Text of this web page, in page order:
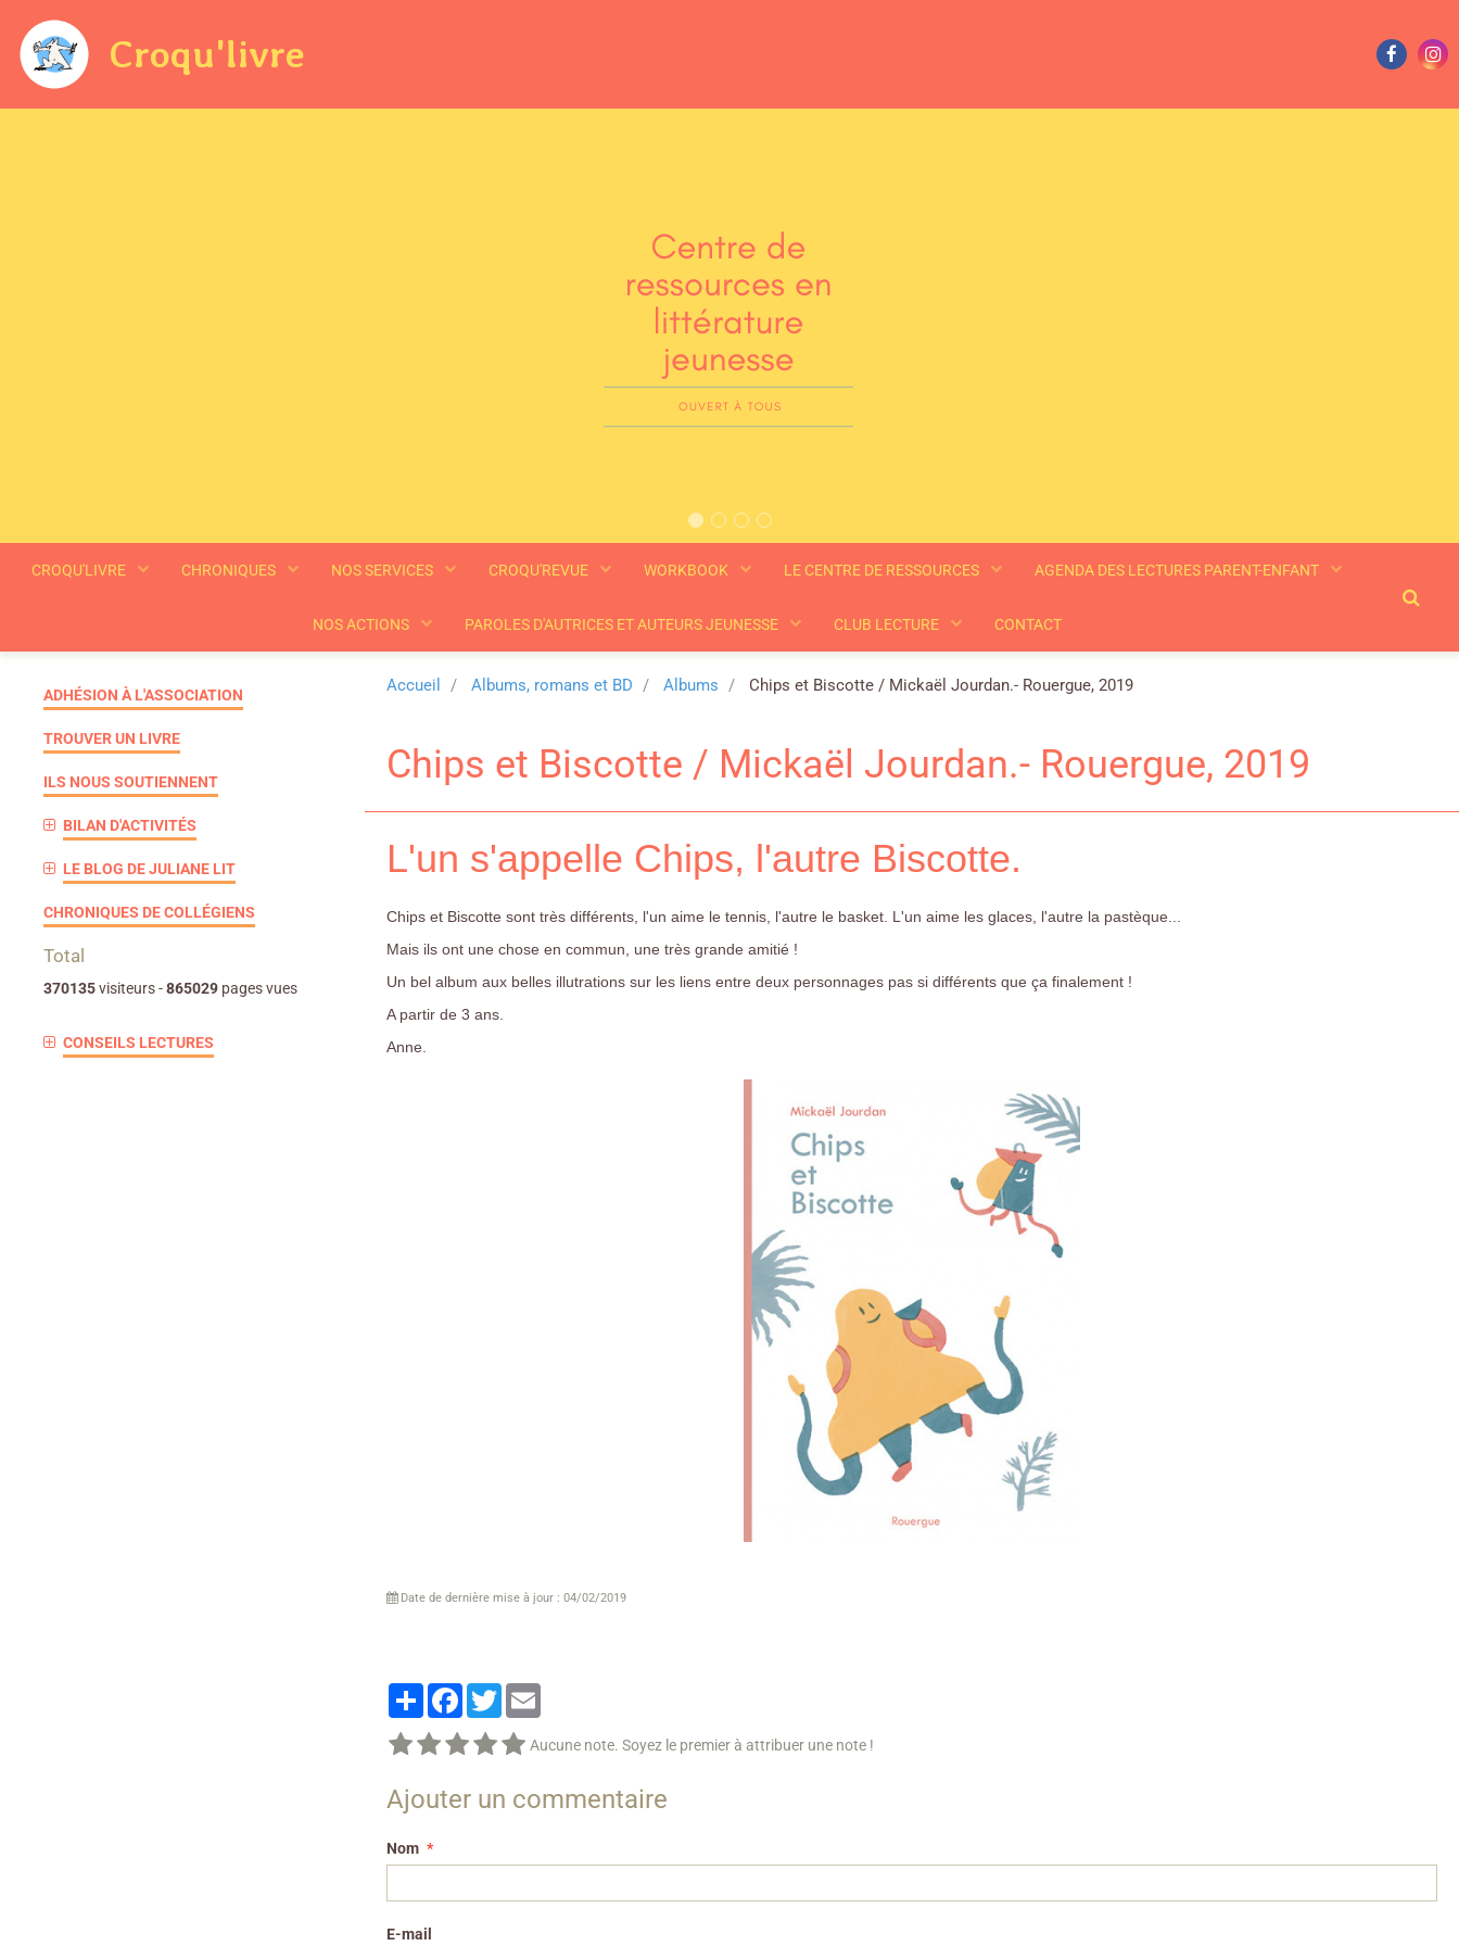
Croqu'livre
CROQU'LIVRE CHRONIQUES NOS SERVICES CROQU'REVUE WORKBOOK LE CENTRE DE RESSOURCES AGENDA DES LECTURES PARENT-ENFANT
NOS ACTIONS PAROLES D'AUTRICES ET AUTEURS JEUNESSE CLUB LECTURE CONTACT
Accueil Albums, romans et BD Albums Chips et Biscotte / Mickaël Jourdan.- Rouergue, 2019
Chips et Biscotte / Mickaël Jourdan.- Rouergue, 2019
L'un s'appelle Chips, l'autre Biscotte.
Chips et Biscotte sont très différents, l'un aime le tennis, l'autre le basket. L'un aime les glaces, l'autre la pastèque...
Mais ils ont une chose en commun, une très grande amitié !
Un bel album aux belles illutrations sur les liens entre deux personnages pas si différents que ça finalement !
A partir de 3 ans.
Anne.
Date de dernière mise à jour : 04/02/2019
PartagerFacebook
Twitter
Aucune note. Soyez le premier à attribuer une note !
Ajouter un commentaire
Nom
E-mail
ADHÉSION À L'ASSOCIATION
TROUVER UN LIVRE
ILS NOUS SOUTIENNENT
BILAN D'ACTIVITÉS
LE BLOG DE JULIANE LIT
CHRONIQUES DE COLLÉGIENS
Total
370135visiteurs -865029 pages vues
CONSEILS LECTURES